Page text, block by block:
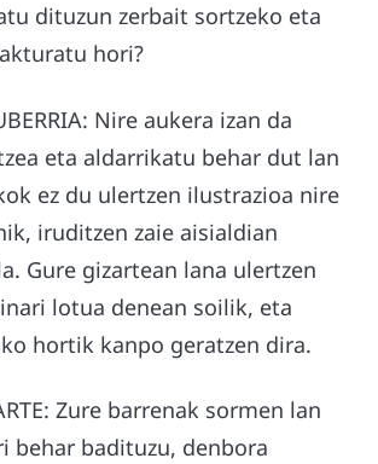
dituzun zerbait sortzeko eta
hori?
Nire aukera izan da
eta aldarrikatu behar dut lan
ez du ulertzen ilustrazioa nire
iruditzen zaie aisialdian
Gure gizartean lana ulertzen
lotua denean soilik, eta
hortik kanpo geratzen dira.
Zure barrenak sormen lan
behar badituzu, denbora